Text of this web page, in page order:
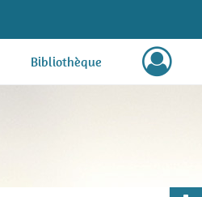
Bibliothèque